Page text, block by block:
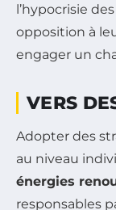
l’hypocrisie
opposition à
engager un
VERS
Adopter des
au niveau
énergies
responsables